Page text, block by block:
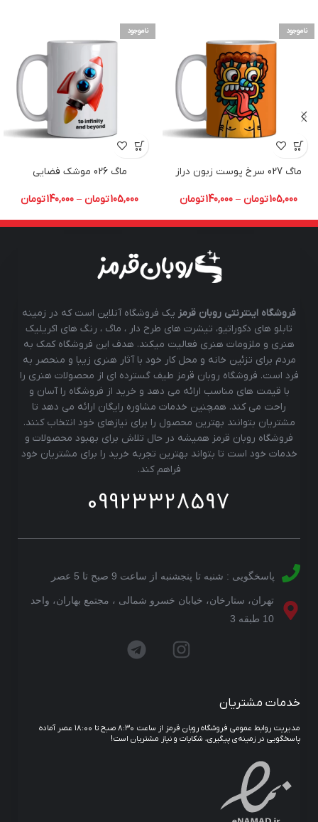
ناموجود
ماگ 027 سرخ پوست زبون دراز
105,000تومان –
140,000تومان
ناموجود
ماگ 026 موشک فضایی
105,000تومان –
140,000تومان
فروشگاه اینترنتی روبان قرمز یک فروشگاه آنلاین است که در زمینه
تابلو های دکوراتیو، تیشرت های طرح دار ، ماگ ، رنگ های اکریلیک
هنری و ملزومات هنری فعالیت میکند. هدف این فروشگاه کمک به
مردم برای تزئین خانه و محل کار خود با آثار هنری زیبا و منحصر به
فرد است. فروشگاه روبان قرمز طیف گسترده ای از محصولات هنری را
با قیمت های مناسب ارائه می دهد و خرید از فروشگاه را آسان و
راحت می کند. همچنین خدمات مشاوره رایگان ارائه می دهد تا
مشتریان بتوانند بهترین محصول را برای نیازهای خود انتخاب کنند.
فروشگاه روبان قرمز همیشه در حال تلاش برای بهبود محصولات و
خدمات خود است تا بتواند بهترین تجربه خرید را برای مشتریان خود
فراهم کند.
09923328597
پاسخگویی : شنبه تا پنجشنبه از ساعت 9 صبح تا 5 عصر
تهران، ستارخان، خیابان خسرو شمالی ، مجتمع بهاران، واحد
10 طبقه 3
خدمات مشتریان
مدیریت روابط عمومی فروشگاه روبان قرمز از ساعت ۸:۳۰ صبح تا ۱۸:۰۰ عصر آماده
پاسخگویی در زمینه‌ی پیگیری، شکایات و نیاز مشتریان است!